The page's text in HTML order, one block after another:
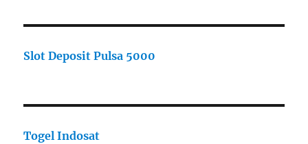
Slot Deposit Pulsa 5000
Togel Indosat